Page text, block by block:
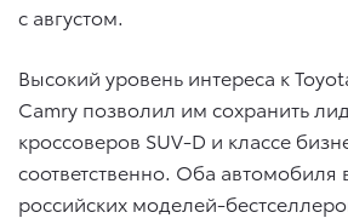
с августом.
Высокий уровень интереса к
Camry позволил им сохранить
кроссоверов SUV-D и классе
соответственно. Оба автомобиля
российских моделей-